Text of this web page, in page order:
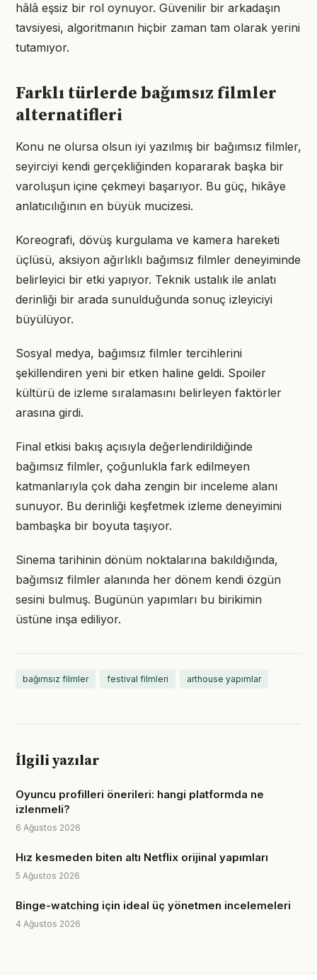
hâlâ eşsiz bir rol oynuyor. Güvenilir bir arkadaşın
tavsiyesi, algoritmanın hiçbir zaman tam olarak yerini
tutamıyor.
Farklı türlerde bağımsız filmler
alternatifleri
Konu ne olursa olsun iyi yazılmış bir bağımsız filmler,
seyirciyi kendi gerçekliğinden kopararak başka bir
varoluşun içine çekmeyi başarıyor. Bu güç, hikâye
anlatıcılığının en büyük mucizesi.
Koreografi, dövüş kurgulama ve kamera hareketi
üçlüsü, aksiyon ağırlıklı bağımsız filmler deneyiminde
belirleyici bir etki yapıyor. Teknik ustalık ile anlatı
derinliği bir arada sunulduğunda sonuç izleyiciyi
büyülüyor.
Sosyal medya, bağımsız filmler tercihlerini
şekillendiren yeni bir etken haline geldi. Spoiler
kültürü de izleme sıralamasını belirleyen faktörler
arasına girdi.
Final etkisi bakış açısıyla değerlendirildiğinde
bağımsız filmler, çoğunlukla fark edilmeyen
katmanlarıyla çok daha zengin bir inceleme alanı
sunuyor. Bu derinliği keşfetmek izleme deneyimini
bambaşka bir boyuta taşıyor.
Sinema tarihinin dönüm noktalarına bakıldığında,
bağımsız filmler alanında her dönem kendi özgün
sesini bulmuş. Bugünün yapımları bu birikimin
üstüne inşa ediliyor.
bağımsız filmler festival filmleri arthouse yapımlar
İlgili yazılar
Oyuncu profilleri önerileri: hangi platformda ne
izlenmeli?
6 Ağustos 2026
Hız kesmeden biten altı Netflix orijinal yapımları
5 Ağustos 2026
Binge-watching için ideal üç yönetmen incelemeleri
4 Ağustos 2026